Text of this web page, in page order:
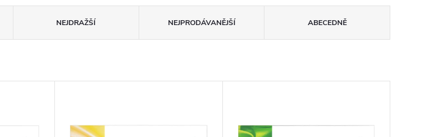
NEJDRAŽŠÍ NEJPRODÁVANĚJŠÍ ABECEDNĚ